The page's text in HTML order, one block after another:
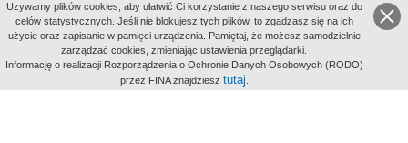
aktywności
Uzywamy plików cookies, aby ułatwić Ci korzystanie z naszego serwisu oraz do
celów statystycznych. Jeśli nie blokujesz tych plików, to zgadzasz się na ich
użycie oraz zapisanie w pamięci urządzenia. Pamiętaj, że możesz samodzielnie
zarządzać cookies, zmieniając ustawienia przeglądarki.
Informację o realizacji Rozporządzenia o Ochronie Danych Osobowych (RODO)
przez FINA znajdziesz tutaj